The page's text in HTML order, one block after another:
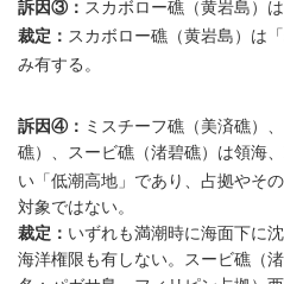
訴因③： スカボロー礁（黄岩島）は
裁定： スカボロー礁（黄岩島）は「
み有する。
訴因④： ミスチーフ礁（美済礁）
礁）、スービ礁（渚碧礁）は領海、
い「低潮高地」であり、占拠やそ
対象ではない。
裁定： いずれも満潮時に海面下に
海洋権限も有しない。スービ礁（